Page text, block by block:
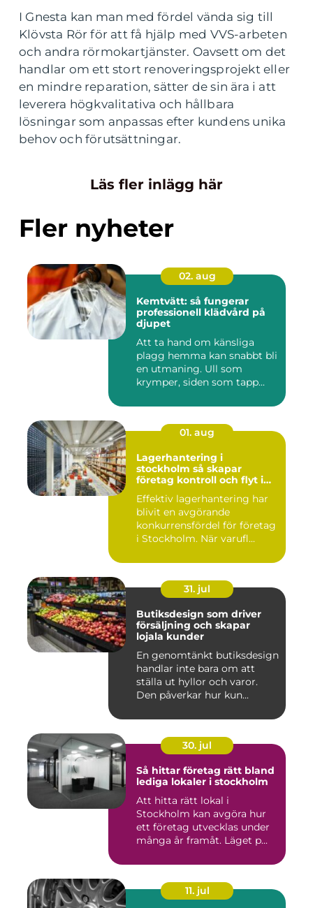
I Gnesta kan man med fördel vända sig till
Klövsta Rör för att få hjälp med VVS-arbeten
och andra rörmokartjänster. Oavsett om det
handlar om ett stort renoveringsprojekt eller
en mindre reparation, sätter de sin ära i att
leverera högkvalitativa och hållbara
lösningar som anpassas efter kundens unika
behov och förutsättningar.
Läs fler inlägg här
Fler nyheter
02. aug
Kemtvätt: så fungerar
professionell klädvård på
djupet
Att ta hand om känsliga
plagg hemma kan snabbt bli
en utmaning. Ull som
krymper, siden som tapp...
01. aug
Lagerhantering i
stockholm så skapar
företag kontroll och flyt i
Effektiv lagerhantering har
blivit en avgörande
konkurrensfördel för företag
i Stockholm. När varufl...
31. jul
Butiksdesign som driver
försäljning och skapar
lojala kunder
En genomtänkt butiksdesign
handlar inte bara om att
ställa ut hyllor och varor.
Den påverkar hur kun...
30. jul
Så hittar företag rätt bland
lediga lokaler i stockholm
Att hitta rätt lokal i
Stockholm kan avgöra hur
ett företag utvecklas under
många år framåt. Läget p...
11. jul